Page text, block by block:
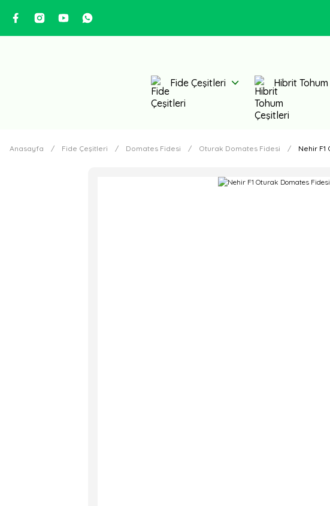
Fide Çeşitleri Hibrit
Anasayfa Fide Çeşitleri Domates Fidesi Oturak Domates Fidesi Nehir